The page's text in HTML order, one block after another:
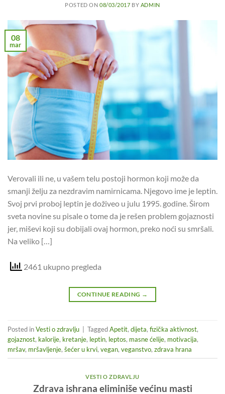
POSTED ON 08/03/2017 BY ADMIN
08
mar
Verovali ili ne, u vašem telu postoji hormon koji može da
smanji želju za nezdravim namirnicama. Njegovo ime je leptin.
Svoj prvi proboj leptin je doživeo u julu 1995. godine. Širom
sveta novine su pisale o tome da je rešen problem gojaznosti
jer, miševi koji su dobijali ovaj hormon, preko noći su smršali.
Na veliko […]
2461 ukupno pregleda
CONTINUE READING →
Posted inVesti o zdravlju | TaggedApetit, dijeta, fizička aktivnost,
gojaznost, kalorije, kretanje, leptin, leptos, masne ćelije, motivacija,
mršav, mršavljenje, šećer u krvi, vegan, veganstvo, zdrava hrana
VESTI O ZDRAVLJU
Zdrava ishrana eliminiše većinu masti